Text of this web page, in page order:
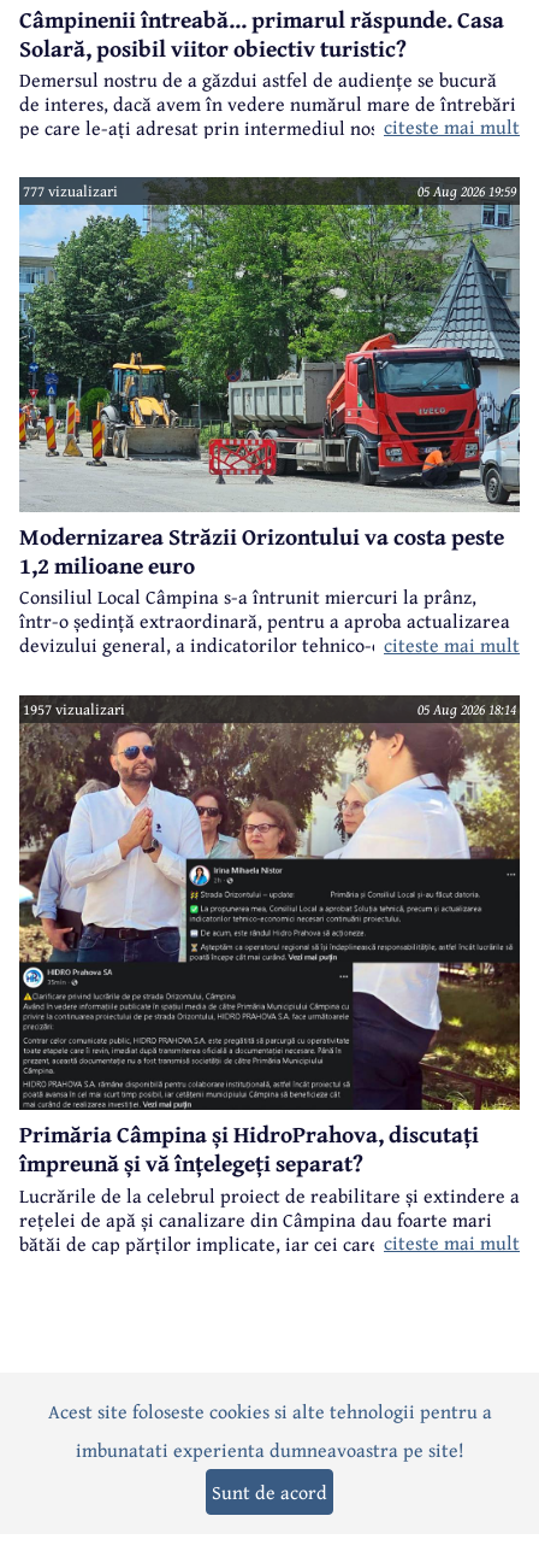
Câmpinenii întreabă... primarul răspunde. Casa
Solară, posibil viitor obiectiv turistic?
Demersul nostru de a găzdui astfel de audiențe se bucură
de interes, dacă avem în vedere numărul mare de întrebări
pe care le-ați adresat prin intermediul nostru primarului
citeste mai mult
777 vizualizari 05 Aug 2026 19:59
Modernizarea Străzii Orizontului va costa peste
1,2 milioane euro
Consiliul Local Câmpina s-a întrunit miercuri la prânz,
într-o ședință extraordinară, pentru a aproba actualizarea
devizului general, a indicatorilor tehnico-economici și a
realizarea modernizării Străzii Orizontului, obiectiv
finanțat prin Programul Național de Investiții ”Anghel
Saligny”.
citeste mai mult
1957 vizualizari 05 Aug 2026 18:14
Primăria Câmpina și HidroPrahova, discutați
împreună și vă înțelegeți separat?
Lucrările de la celebrul proiect de reabilitare și extindere a
rețelei de apă și canalizare din Câmpina dau foarte mari
bătăi de cap părților implicate, iar cei care suferă sunt
citeste mai mult
ActualitatePoliticăSocialEvenimentInterviuri
Editorial Sport Anunțuri
Acest site foloseste cookies si alte tehnologii pentru a
imbunatati experienta dumneavoastra pe site!
Sunt de acord